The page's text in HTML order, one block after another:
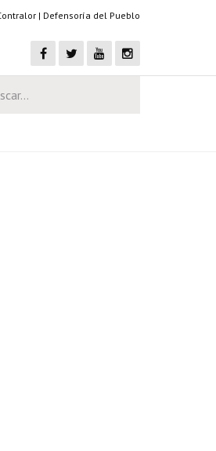
| Defensoría del Pueblo